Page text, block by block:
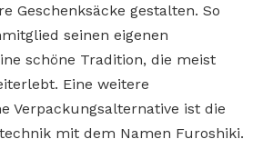
Geschenksäcke gestalten. So
seinen eigenen
schöne Tradition, die meist
Eine weitere
Verpackungsalternative ist die
mit dem Namen Furoshiki.